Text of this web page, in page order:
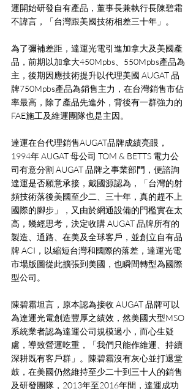
運開始研發自有產品，董事長兼執行長陳碧霜
不諱言，「台灣跟美國技術相差三十年」。
為了彌補差距，達運光電引進加拿大及美國產
品，前期以加拿大450Mpbs、550Mpbs產品為
主，後期因應技術提升以代理美國 AUGAT 品
牌750Mpbs產品為銷售主力，在台灣銷售市佔
率最高，除了產品先進外，背後有一群強力的
FAE施工及維運團隊也是主因。
達運在台代理銷售AUGAT品牌成績亮眼，
1994年 AUGAT 母公司 TOM & BETTS 電力公
司有意分割 AUGAT 品牌之事業部門，便諮詢
達運是否願意承接，戴國源認為，「台灣的射
頻技術落後美國至少二、三十年，真的趕不上
國際的腳步」，又由於網通設備的門檻實在太
高，幾經思考，決定收購 AUGAT 品牌所有的
製造、通路、在美及全球客戶，並創立自有品
牌 ACI，以縮短台灣和國際的落差，達運光電
市場版圖從此擴張到美國，也瞬間轉型為國際
型公司。
陳碧霜坦言，原本認為接收 AUGAT 品牌可以
為達運光電創造豐厚之績效，然美國大型MSO
系統業者認為達運公司規模過小，而心生疑
慮，導致營運吃重，「我們只能作維運、持續
深耕既有客戶群」。陳碧霜沒有灰心並打退堂
鼓，在美國仍然維持至少二十到三十人的銷售
及研發團隊，2013年至2016年間，達運成功